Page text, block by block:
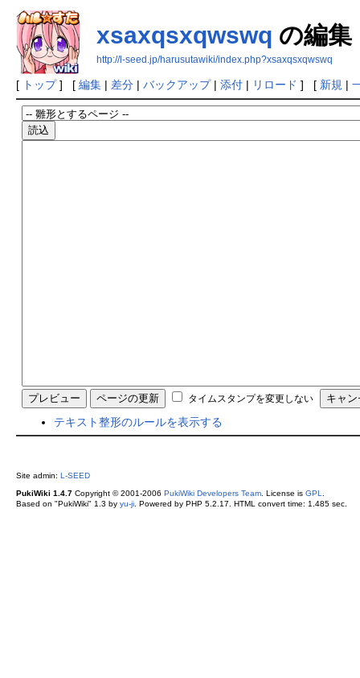
xsaxqsxqwswq の編集
http://l-seed.jp/harusutawiki/index.php?xsaxqsxqwswq
[ トップ] [ 編集| 差分| バックアップ| 添付| リロード ] [ 新規 |
タイムスタンプを変更しない
テキスト整形のルールを表示する
Site admin: L-SEED
PukiWiki 1.4.7Copyright © 2001-2006 PukiWiki Developers Team. License is GPL
Based on "PukiWiki" 1.3 by yu-ji. Powered by PHP 5.2.17. HTML convert time: 1.485 sec.